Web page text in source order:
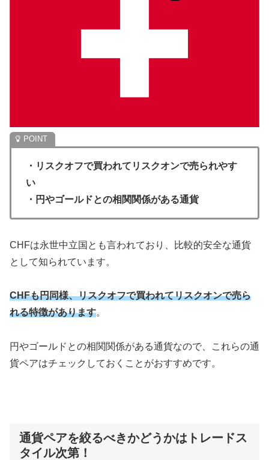
・リスクオフで買われてリスクオンで売られやす
い
・円やゴールドとの相関関係がある通貨
CHFは永世中立国とも言われており、比較的安全な通貨
として知られています。
CHFも円同様、リスクオフで買われてリスクオンで売ら
れる特徴があります。
円やゴールドとの相関関係がある通貨なので、これらの通
貨ペアはチェックしておくことがおすすめです。
通貨ペアを絞るべきかどうかはトレードス
タイル次第！